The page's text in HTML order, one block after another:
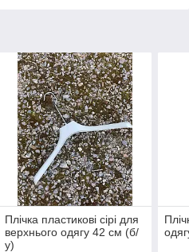
Плічка пластикові сірі для
верхнього одягу 42 см (б/
у)